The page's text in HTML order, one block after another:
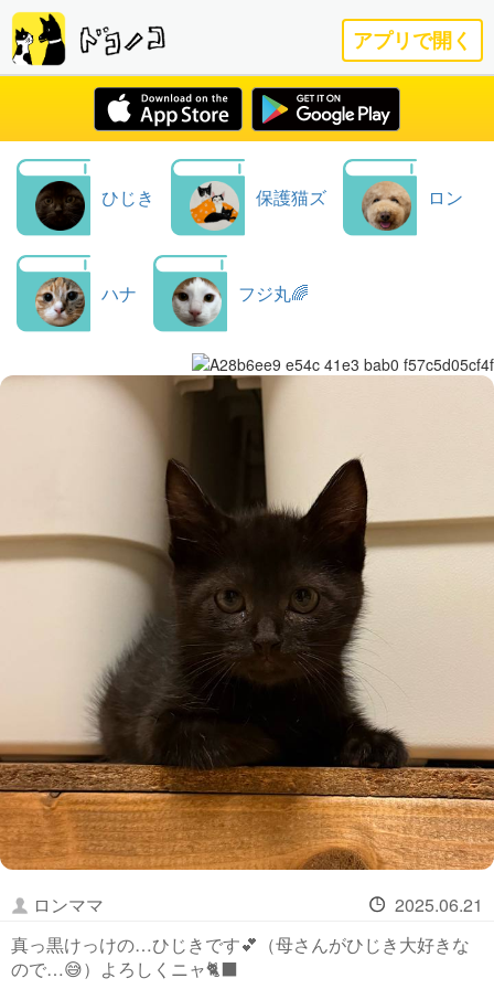
アプリで開く
ひじき 保護猫ズ ロン
ハナ フジ丸🌈
ロンママ
2025.06.21
真っ黒けっけの…ひじきです💕（母さんがひじき大好きな
ので…😅）よろしくニャ🐈‍⬛